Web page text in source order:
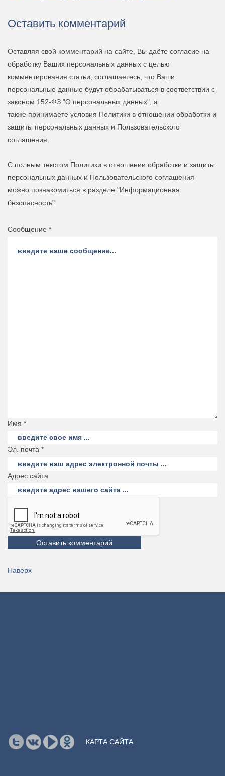
Оставить комментарий
Оставляя свой комментарий на сайте, Вы даёте согласие на
обработку Ваших персональных данных с целью
комментирования статьи, соглашаетесь, что Ваши
персональные данные будут обрабатываться в соответствии с
законом 152-ФЗ "О персональных данных", а
также принимаете условия Политики в отношении обработки и
защиты персональных данных и Пользовательского
соглашения.
С полным текстом Политики в отношении обработки и защиты
персональных данных и Пользовательского соглашения
можно познакомиться в разделе "Информационная
безопасность".
Сообщение *
Имя *
Эл. почта *
Адрес сайта
Наверх
КАРТА САЙТА